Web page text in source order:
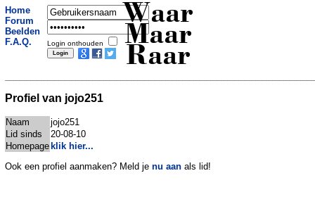
Home
Forum
Beelden
F.A.Q.
Login onthouden
Waar
Maar
Raar
Profiel van jojo251
Naam
jojo251
Lid sinds
20-08-10
Homepageklik hier...
Ook een profiel aanmaken? Meld je nu aan als lid!